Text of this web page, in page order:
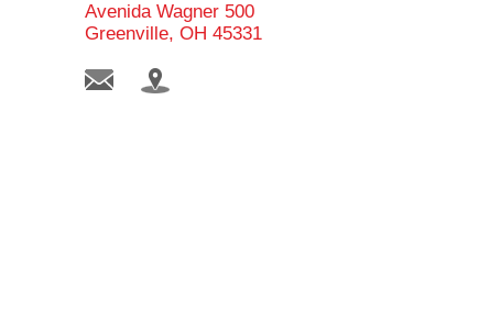
Avenida Wagner 500
Greenville, OH 45331